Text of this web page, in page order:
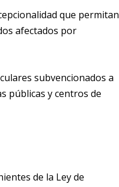
que permitan
afectados por
subvencionados a
públicas y centros de
de la Ley de